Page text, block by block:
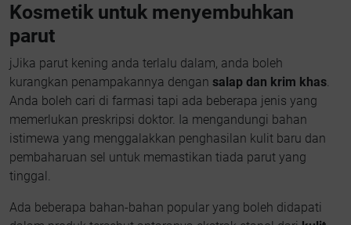
Kosmetik untuk menyembuhkan
parut
jJika parut kening anda terlalu dalam, anda boleh
kurangkan penampakannya dengan salap dan krim khas.
Anda boleh cari di farmasi tapi ada beberapa jenis yang
memerlukan preskripsi doktor. Ia mengandungi bahan
istimewa yang menggalakkan penghasilan kulit baru dan
pembaharuan sel untuk memastikan tiada parut yang
tinggal.
Ada beberapa bahan-bahan popular yang boleh didapati